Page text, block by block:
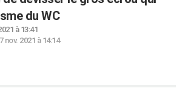
du WC
à 13:41
nov. 2021 à 14:14